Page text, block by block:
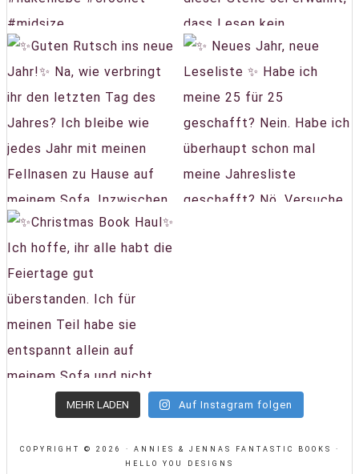
MEHR LADEN Auf Instagram folgen
COPYRIGHT © 2026 · ANNIES & JENNAS FANTASTIC BOOKS ·
HELLO YOU DESIGNS